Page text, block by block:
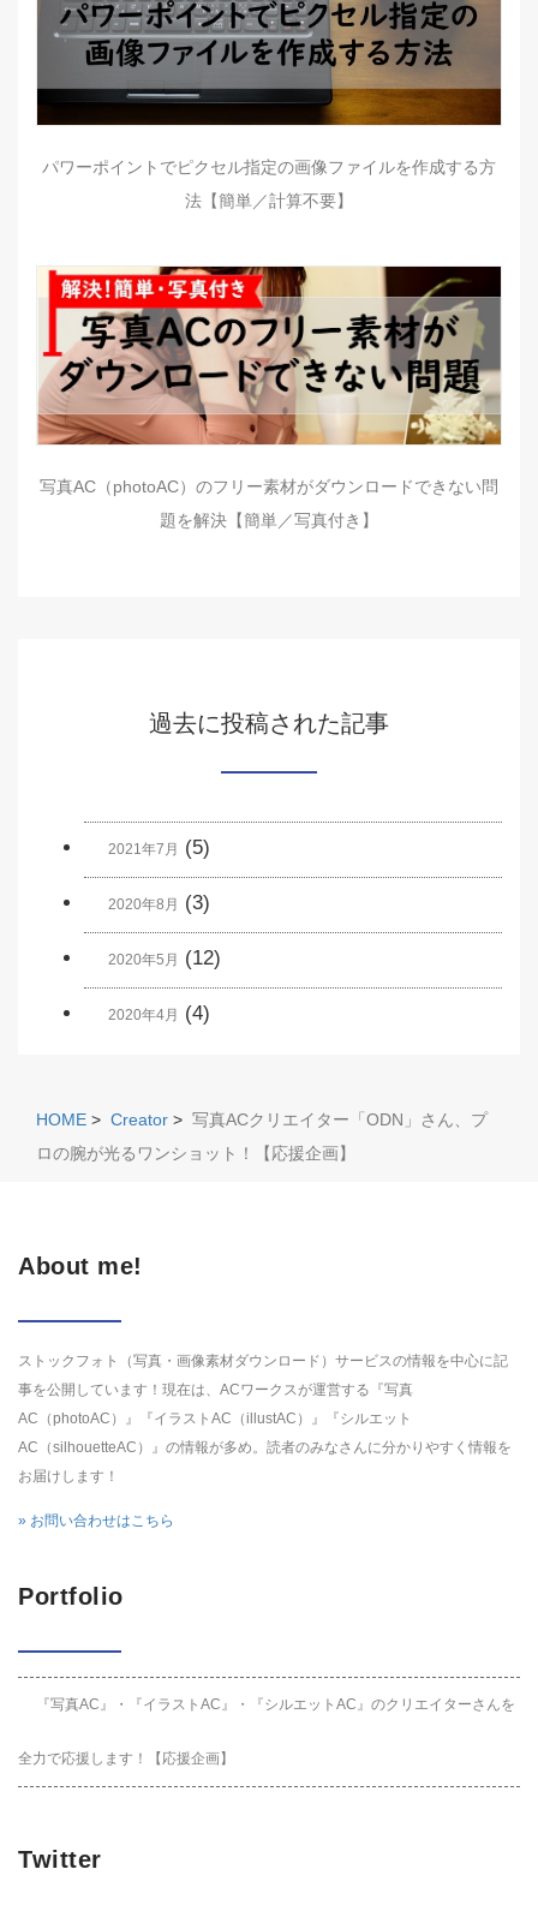
パワーポイントでピクセル指定の画像ファイルを作成する方
法【簡単／計算不要】
写真AC（photoAC）のフリー素材がダウンロードできない問
題を解決【簡単／写真付き】
過去に投稿された記事
2021年7月 (5)
2020年8月 (3)
2020年5月 (12)
2020年4月 (4)
HOME > Creator > 写真ACクリエイター「ODN」さん、プ
ロの腕が光るワンショット！【応援企画】
About me!
ストックフォト（写真・画像素材ダウンロード）サービスの情報を中心に記
事を公開しています！現在は、ACワークスが運営する『写真
AC（photoAC）』『イラストAC（illustAC）』『シルエット
AC（silhouetteAC）』の情報が多め。読者のみなさんに分かりやすく情報を
お届けします！
» お問い合わせはこちら
Portfolio
『写真AC』・『イラストAC』・『シルエットAC』のクリエイターさんを
全力で応援します！【応援企画】
Twitter